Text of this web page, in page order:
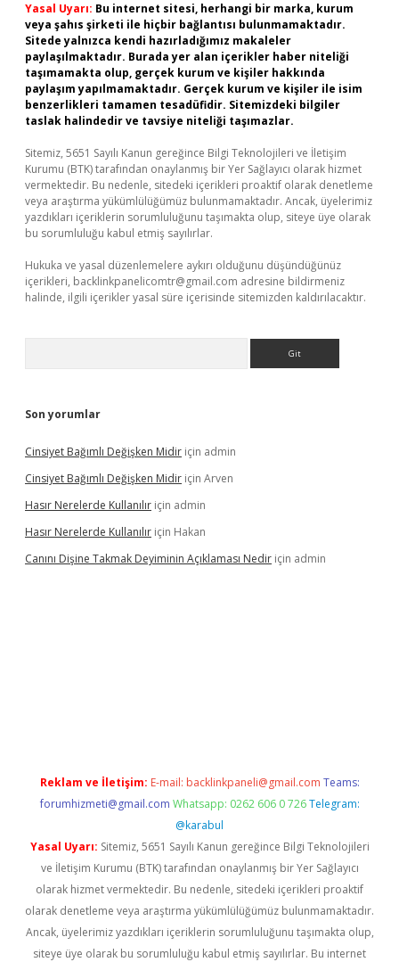
Yasal Uyarı: Bu internet sitesi, herhangi bir marka, kurum
veya şahıs şirketi ile hiçbir bağlantısı bulunmamaktadır.
Sitede yalnızca kendi hazırladığımız makaleler
paylaşılmaktadır. Burada yer alan içerikler haber niteliği
taşımamakta olup, gerçek kurum ve kişiler hakkında
paylaşım yapılmamaktadır. Gerçek kurum ve kişiler ile isim
benzerlikleri tamamen tesadüfidir. Sitemizdeki bilgiler
taslak halindedir ve tavsiye niteliği taşımazlar.
Sitemiz, 5651 Sayılı Kanun gereğince Bilgi Teknolojileri ve İletişim
Kurumu (BTK) tarafından onaylanmış bir Yer Sağlayıcı olarak hizmet
vermektedir. Bu nedenle, sitedeki içerikleri proaktif olarak denetleme
veya araştırma yükümlülüğümüz bulunmamaktadır. Ancak, üyelerimiz
yazdıkları içeriklerin sorumluluğunu taşımakta olup, siteye üye olarak
bu sorumluluğu kabul etmiş sayılırlar.
Hukuka ve yasal düzenlemelere aykırı olduğunu düşündüğünüz
içerikleri, backlinkpanelicomtr@gmail.com adresine bildirmeniz
halinde, ilgili içerikler yasal süre içerisinde sitemizden kaldırılacaktır.
Son yorumlar
Cinsiyet Bağımlı Değişken Midir için admin
Cinsiyet Bağımlı Değişken Midir için Arven
Hasır Nerelerde Kullanılır için admin
Hasır Nerelerde Kullanılır için Hakan
Canını Dişine Takmak Deyiminin Açıklaması Nedir için admin
Reklam ve İletişim: E-mail: backlinkpaneli@gmail.com Teams:
forumhizmeti@gmail.com Whatsapp: 0262 606 0 726 Telegram:
@karabul
Yasal Uyarı: Sitemiz, 5651 Sayılı Kanun gereğince Bilgi Teknolojileri
ve İletişim Kurumu (BTK) tarafından onaylanmış bir Yer Sağlayıcı
olarak hizmet vermektedir. Bu nedenle, sitedeki içerikleri proaktif
olarak denetleme veya araştırma yükümlülüğümüz bulunmamaktadır.
Ancak, üyelerimiz yazdıkları içeriklerin sorumluluğunu taşımakta olup,
siteye üye olarak bu sorumluluğu kabul etmiş sayılırlar. Bu internet